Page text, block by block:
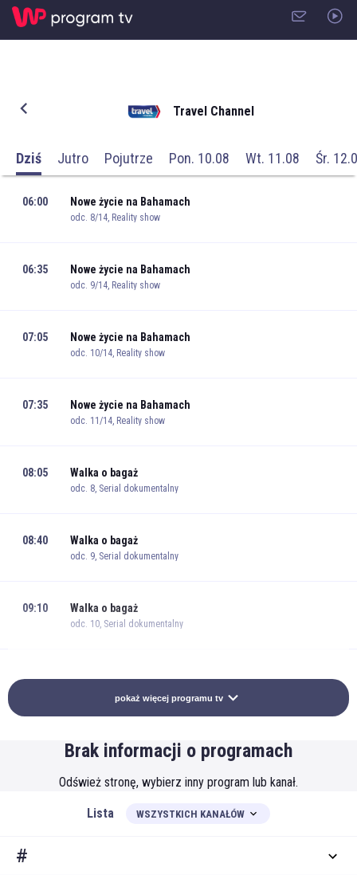
Travel Channel
Dziś Jutro Pojutrze Pon. 10.08 Wt. 11.08 Śr.
06:00 Nowe życie na Bahamach
odc. 8/14, Reality show
06:35 Nowe życie na Bahamach
odc. 9/14, Reality show
07:05 Nowe życie na Bahamach
odc. 10/14, Reality show
07:35 Nowe życie na Bahamach
odc. 11/14, Reality show
08:05 Walka o bagaż
odc. 8, Serial dokumentalny
08:40 Walka o bagaż
odc. 9, Serial dokumentalny
09:10 Walka o bagaż
odc. 10, Serial dokumentalny
pokaż więcej programu tv
Brak informacji o programach
Odśwież stronę, wybierz inny program lub kanał.
Lista WSZYSTKICH KANAŁÓW
#